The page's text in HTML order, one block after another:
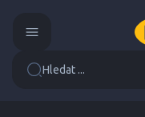
Hledat ...